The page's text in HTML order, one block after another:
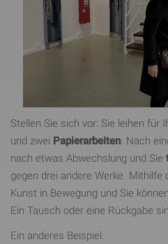
Stellen Sie sich vor: Sie leihen für
und zwei Papierarbeiten. Nach
nach etwas Abwechslung und Sie
gegen drei andere Werke.
Kunst in Bewegung und Sie
Ein Tausch oder eine Rückgabe
Ein anderes Beispiel: